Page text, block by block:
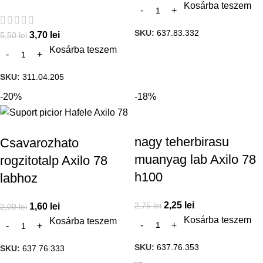
5,50lei 3,70 lei
Kosárba teszem
SKU: 311.04.205
Kosárba teszem
SKU: 637.83.332
-20%
Csavarozhato
rogzitotalp Axilo 78
labhoz
2,00lei 1,60 lei
Kosárba teszem
SKU: 637.76.333
-18%
nagy teherbirasu
muanyag lab Axilo 78
h100
2,75lei 2,25 lei
Kosárba teszem
SKU: 637.76.353